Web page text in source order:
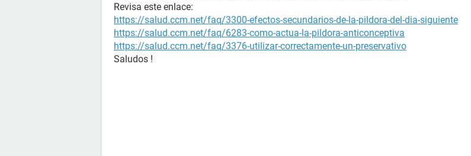
Revisa este enlace:
https://salud.ccm.net/faq/3300-efectos-secundarios-de-la-pildora-del-dia-siguiente
https://salud.ccm.net/faq/6283-como-actua-la-pildora-anticonceptiva
https://salud.ccm.net/faq/3376-utilizar-correctamente-un-preservativo
Saludos !